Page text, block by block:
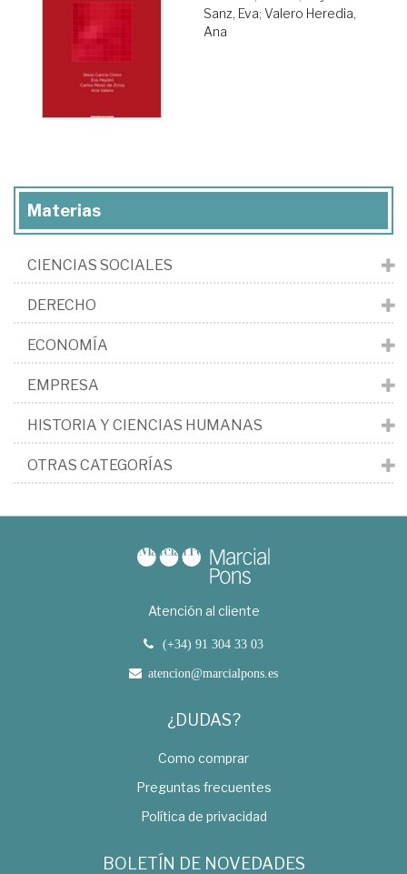
Sanz, Eva; Valero Heredia,
Ana
Materias
CIENCIAS SOCIALES
DERECHO
ECONOMÍA
EMPRESA
HISTORIA Y CIENCIAS HUMANAS
OTRAS CATEGORÍAS
Atención al cliente
(+34) 91 304 33 03
atencion@marcialpons.es
¿DUDAS?
Como comprar
Preguntas frecuentes
Política de privacidad
BOLETÍN DE NOVEDADES